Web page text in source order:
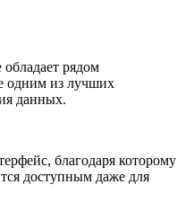
рядом
одним из лучших
данных.
благодаря которому
доступным даже для